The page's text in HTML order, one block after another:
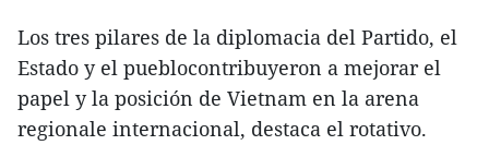
Los tres pilares de la diplomacia del Partido, el
Estado y el pueblocontribuyeron a mejorar el
papel y la posición de Vietnam en la arena
regionale internacional, destaca el rotativo.